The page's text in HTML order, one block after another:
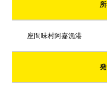
座間味村阿嘉漁港